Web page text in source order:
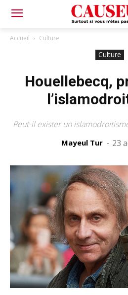
Accueil Culture
Culture
Houellebecq,
Peut-il exister un
Mayeul Tur - 23